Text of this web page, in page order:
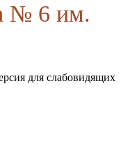
№ 6 им.
для слабовидящих